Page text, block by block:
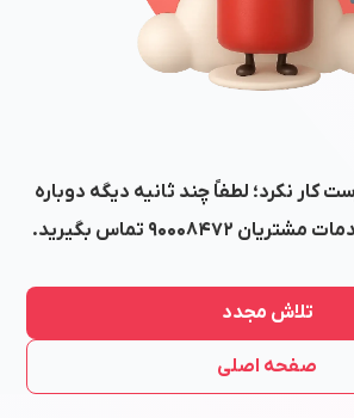
کار نکرد؛ لطفاً چند ثانیه دیگه دوباره
مشتریان ۹۰۰۰۸۴۷۲ تماس بگیرید.
تلاش مجدد
صفحه اصلی